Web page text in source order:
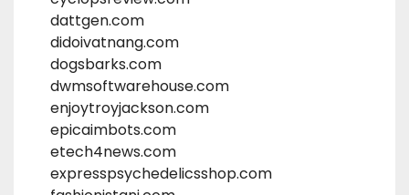
dattgen.com
didoivatnang.com
dogsbarks.com
dwmsoftwarehouse.com
enjoytroyjackson.com
epicaimbots.com
etech4news.com
expresspsychedelicsshop.com